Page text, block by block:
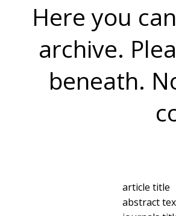
Here you
archive.
beneath.
article title
abstract